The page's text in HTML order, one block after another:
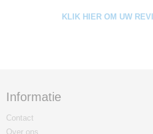
KLIK HIER OM UW
Informatie
Contact
Over ons